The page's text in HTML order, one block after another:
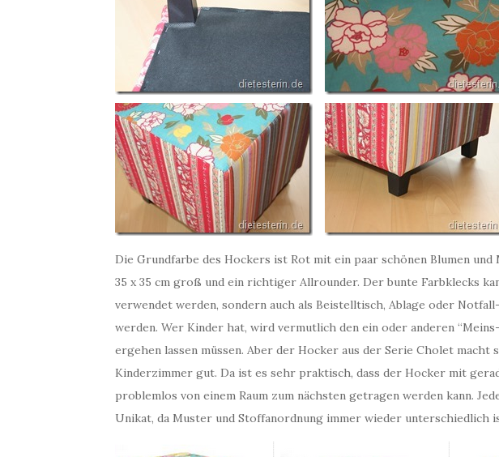
Die Grundfarbe des Hockers ist Rot mit ein paar schönen Blumen
35 x 35 cm groß und ein richtiger Allrounder. Der bunte Farbklecks
verwendet werden, sondern auch als Beistelltisch, Ablage oder
werden. Wer Kinder hat, wird vermutlich den ein oder anderen
ergehen lassen müssen. Aber der Hocker aus der Serie Cholet macht
Kinderzimmer gut. Da ist es sehr praktisch, dass der Hocker mit
problemlos von einem Raum zum nächsten getragen werden kann.
Unikat, da Muster und Stoffanordnung immer wieder unterschiedlich